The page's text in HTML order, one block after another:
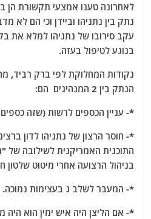
at
s
A
p
p
e
g
ra
m
ai
l
itt
er
c
e
o
k
לאחרונה טענו אמצעי תקשורת הן
עקב סירובו של נתניהו למלא את
בנוגע לטיפול בעזה.
נקודות המחלוקת לפי ברק רביד,
הנתק בין 2 המנהיגים הם:
*- עניין הכספים לרשות (שזה
*- חוסר הרצון של נתניהו לדון
התוכנית האמריקנית לשילובה של
בניהול הרצועה אחרי מיטוט שלטון
*- המעבר לשלב ג בעצימות נמוכה.
*- אם הליצן היה איש ימין הוא